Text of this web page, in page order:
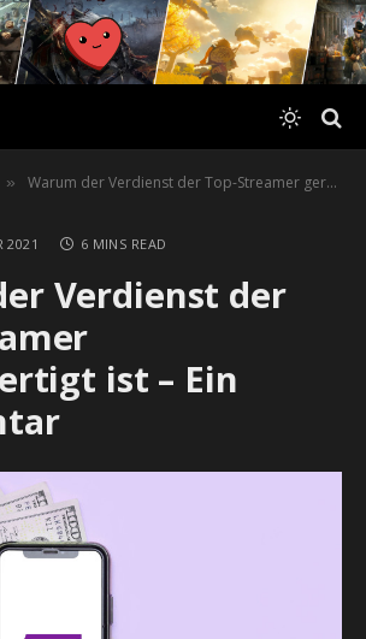
» Warum der Verdienst der Top-Streamer gerechtfertigt ist – Ein Kommentar
2021 6 MINS READ
Verdienst der
ist – Ein